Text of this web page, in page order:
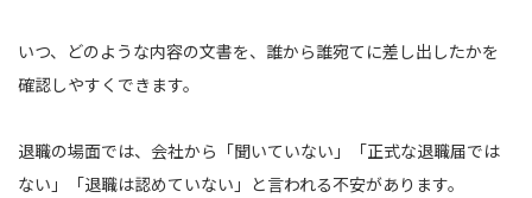
いつ、どのような内容の文書を、誰から誰宛てに差し出したかを
確認しやすくできます。
退職の場面では、会社から「聞いていない」「正式な退職届では
ない」「退職は認めていない」と言われる不安があります。